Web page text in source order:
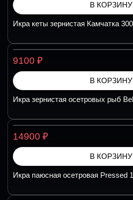
В КОРЗИНУ
Икра кеты зернистая Камчатка 300
9100 ₽
В КОРЗИНУ
Икра зернистая осетровых рыб
14900 ₽
В КОРЗИНУ
Икра паюсная осетровая Pressed